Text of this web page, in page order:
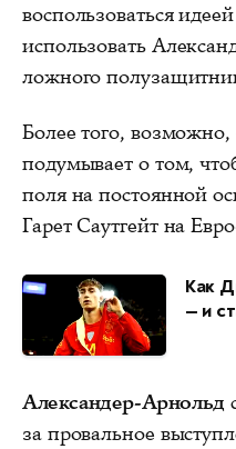
воспользоваться
использовать
ложного
Более того, возможно,
подумывает о том,
поля на постоянной
Гарет Саутгейт на
Как
— и
Александер-Арнольд
за провальное